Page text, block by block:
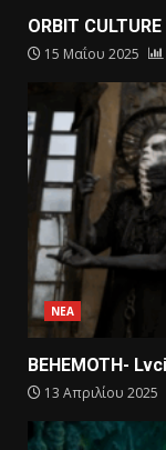
ORBIT
15 Μαΐου 2025
ΝΕΑ
BEHEMOTH-
13 Απριλίου 2025